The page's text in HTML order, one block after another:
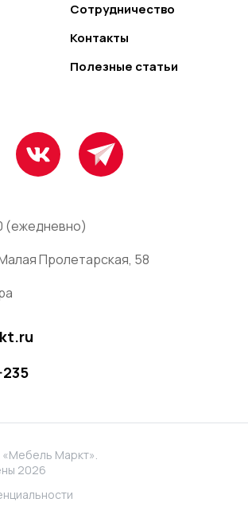
Сотрудничество
Контакты
Полезные статьи
(ежедневно)
Пролетарская, 58
«Мебель Маркт».
2026